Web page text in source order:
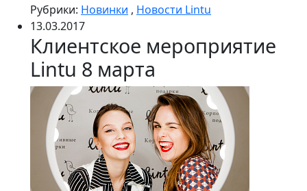
Рубрики: Новинки , Новости Lintu
13.03.2017
Клиентское мероприятие
Lintu 8 марта